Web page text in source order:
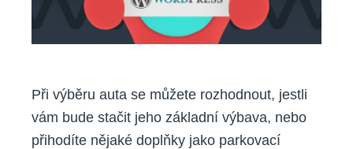
Při výběru auta se můžete rozhodnout, jestli
vám bude stačit jeho základní výbava, nebo
přihodíte nějaké doplňky jako parkovací